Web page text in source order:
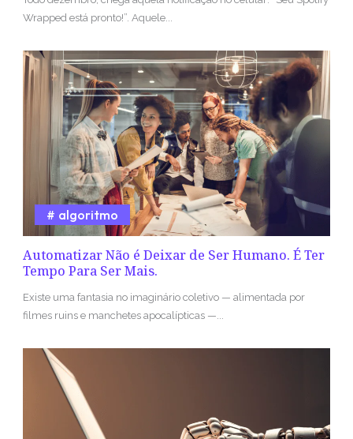
Wrapped está pronto!”. Aquele...
Automatizar Não é Deixar de Ser Humano. É Ter
Tempo Para Ser Mais.
algoritmo
Existe uma fantasia no imaginário coletivo — alimentada por
filmes ruins e manchetes apocalípticas —...